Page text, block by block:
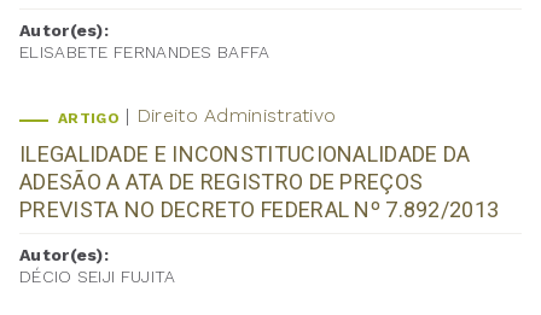
Autor(es):
ELISABETE FERNANDES BAFFA
ARTIGO Direito Administrativo
ILEGALIDADE E INCONSTITUCIONALIDADE DA
ADESÃO A ATA DE REGISTRO DE PREÇOS
PREVISTA NO DECRETO FEDERAL Nº 7.892/2013
Autor(es):
DÉCIO SEIJI FUJITA